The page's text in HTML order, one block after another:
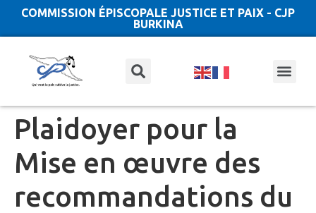
COMMISSION ÉPISCOPALE JUSTICE ET PAIX - CJP
BURKINA
Plaidoyer pour la
Mise en œuvre des
recommandations du